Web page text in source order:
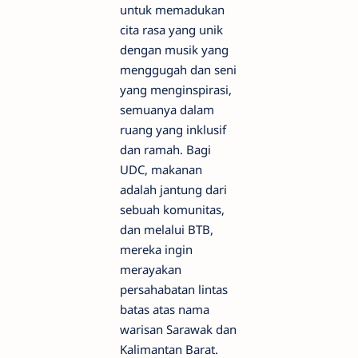
untuk memadukan
cita rasa yang unik
dengan musik yang
menggugah dan seni
yang menginspirasi,
semuanya dalam
ruang yang inklusif
dan ramah. Bagi
UDC, makanan
adalah jantung dari
sebuah komunitas,
dan melalui BTB,
mereka ingin
merayakan
persahabatan lintas
batas atas nama
warisan Sarawak dan
Kalimantan Barat.